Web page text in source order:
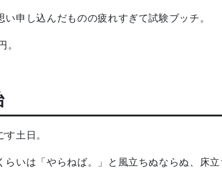
い申し込んだものの疲れすぎて試験ブッチ。
土日。
らいは「やらねば。」と風立ちぬならぬ、床